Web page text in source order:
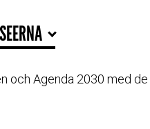
och Agenda 2030 med de